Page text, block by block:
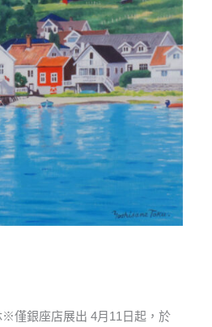
※僅銀座店展出 4月11日起，於